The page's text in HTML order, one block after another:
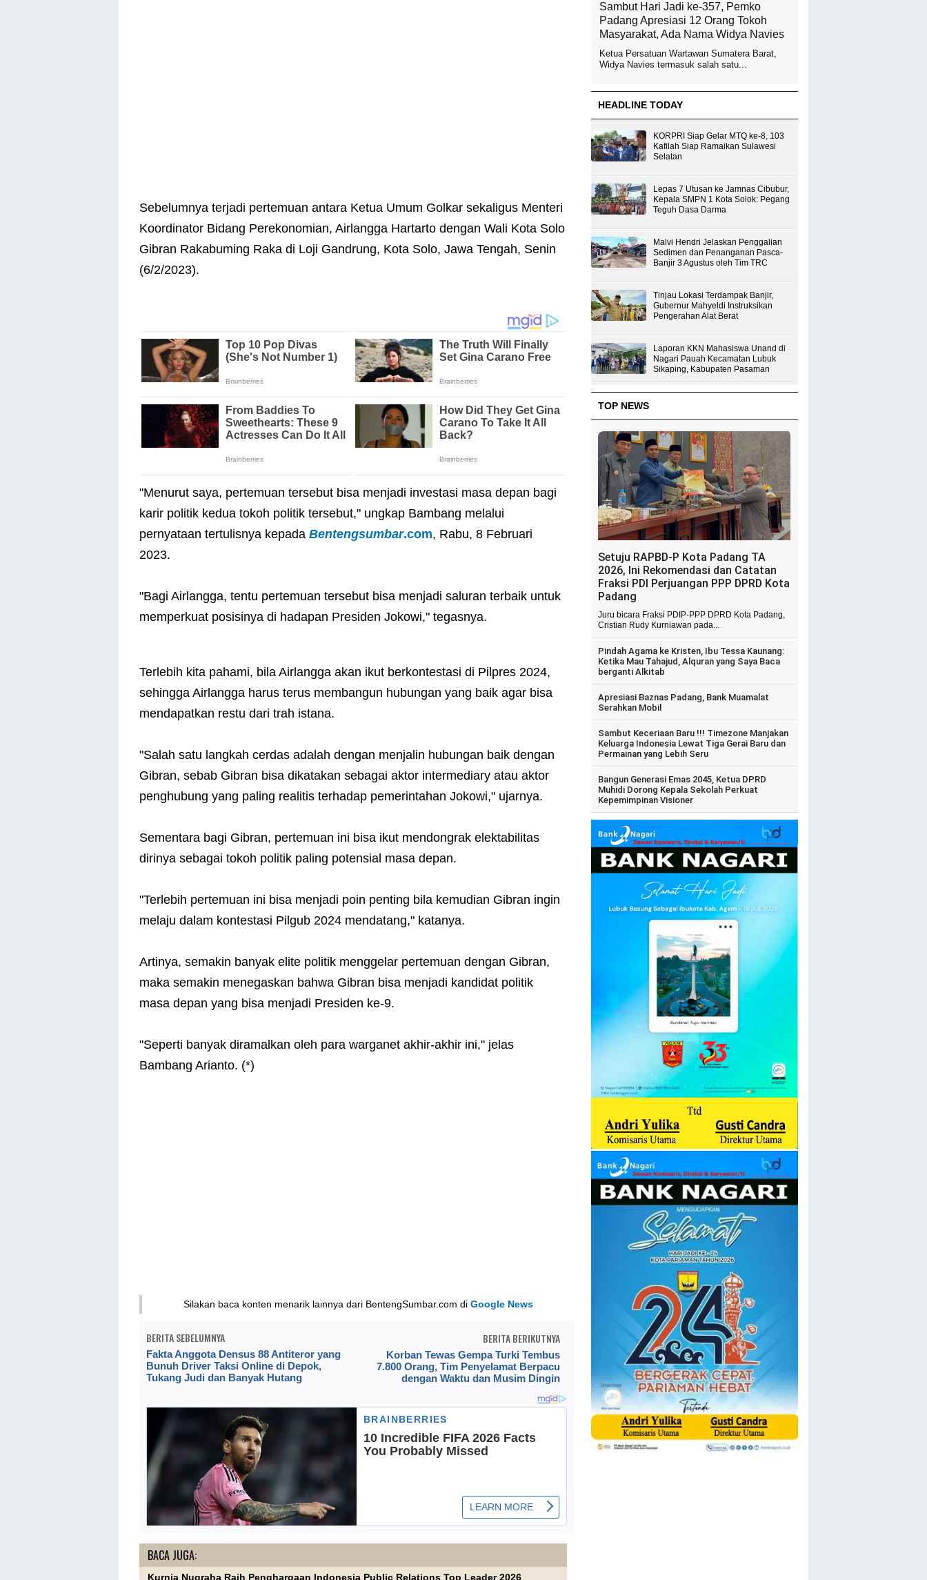
Sebelumnya terjadi pertemuan antara Ketua Umum Golkar sekaligus Menteri
Koordinator Bidang Perekonomian, Airlangga Hartarto dengan Wali Kota Solo
Gibran Rakabuming Raka di Loji Gandrung, Kota Solo, Jawa Tengah, Senin
(6/2/2023).
"Menurut saya, pertemuan tersebut bisa menjadi investasi masa depan bagi
karir politik kedua tokoh politik tersebut," ungkap Bambang melalui
pernyataan tertulisnya kepada Bentengsumbar.com, Rabu, 8 Februari
2023.
"Bagi Airlangga, tentu pertemuan tersebut bisa menjadi saluran terbaik untuk
memperkuat posisinya di hadapan Presiden Jokowi," tegasnya.
Terlebih kita pahami, bila Airlangga akan ikut berkontestasi di Pilpres 2024,
sehingga Airlangga harus terus membangun hubungan yang baik agar bisa
mendapatkan restu dari trah istana.
"Salah satu langkah cerdas adalah dengan menjalin hubungan baik dengan
Gibran, sebab Gibran bisa dikatakan sebagai aktor intermediary atau aktor
penghubung yang paling realitis terhadap pemerintahan Jokowi," ujarnya.
Sementara bagi Gibran, pertemuan ini bisa ikut mendongrak elektabilitas
dirinya sebagai tokoh politik paling potensial masa depan.
"Terlebih pertemuan ini bisa menjadi poin penting bila kemudian Gibran ingin
melaju dalam kontestasi Pilgub 2024 mendatang," katanya.
Artinya, semakin banyak elite politik menggelar pertemuan dengan Gibran,
maka semakin menegaskan bahwa Gibran bisa menjadi kandidat politik
masa depan yang bisa menjadi Presiden ke-9.
"Seperti banyak diramalkan oleh para warganet akhir-akhir ini," jelas
Bambang Arianto. (*)
Silakan baca konten menarik lainnya dari BentengSumbar.com diGoogle News
BERITA SEBELUMNYA
Fakta Anggota Densus 88 Antiteror yang
Bunuh Driver Taksi Online di Depok,
Tukang Judi dan Banyak Hutang
BERITA BERIKUTNYA
Korban Tewas Gempa Turki Tembus
7.800 Orang, Tim Penyelamat Berpacu
dengan Waktu dan Musim Dingin
BACA JUGA:
Kurnia Nugraha Raih Penghargaan Indonesia Public Relations Top Leader 2026
Sambut Hari Jadi ke-357, Pemko
Padang Apresiasi 12 Orang Tokoh
Masyarakat, Ada Nama Widya Navies
Ketua Persatuan Wartawan Sumatera Barat,
Widya Navies termasuk salah satu...
HEADLINE TODAY
KORPRI Siap Gelar MTQ ke-8, 103
Kafilah Siap Ramaikan Sulawesi
Selatan
Lepas 7 Utusan ke Jamnas Cibubur,
Kepala SMPN 1 Kota Solok: Pegang
Teguh Dasa Darma
Malvi Hendri Jelaskan Penggalian
Sedimen dan Penanganan Pasca-
Banjir 3 Agustus oleh Tim TRC
Tinjau Lokasi Terdampak Banjir,
Gubernur Mahyeldi Instruksikan
Pengerahan Alat Berat
Laporan KKN Mahasiswa Unand di
Nagari Pauah Kecamatan Lubuk
Sikaping, Kabupaten Pasaman
TOP NEWS
Setuju RAPBD-P Kota Padang TA
2026, Ini Rekomendasi dan Catatan
Fraksi PDI Perjuangan PPP DPRD Kota
Padang
Juru bicara Fraksi PDIP-PPP DPRD Kota Padang,
Cristian Rudy Kurniawan pada...
Pindah Agama ke Kristen, Ibu Tessa Kaunang:
Ketika Mau Tahajud, Alquran yang Saya Baca
berganti Alkitab
Apresiasi Baznas Padang, Bank Muamalat
Serahkan Mobil
Sambut Keceriaan Baru !!! Timezone Manjakan
Keluarga Indonesia Lewat Tiga Gerai Baru dan
Permainan yang Lebih Seru
Bangun Generasi Emas 2045, Ketua DPRD
Muhidi Dorong Kepala Sekolah Perkuat
Kepemimpinan Visioner